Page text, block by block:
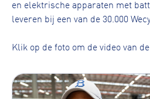
en elektrische apparaten met
leveren bij een van de 30.000
Klik op de foto om de video van